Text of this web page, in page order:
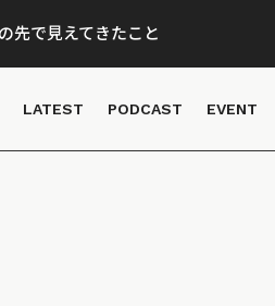
先で見えてきたこと
LATEST PODCAST EVENT